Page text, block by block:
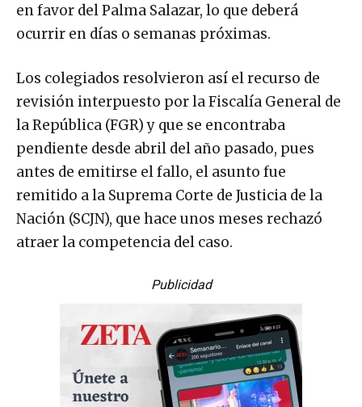
en favor del Palma Salazar, lo que deberá
ocurrir en días o semanas próximas.
Los colegiados resolvieron así el recurso de
revisión interpuesto por la Fiscalía General de
la República (FGR) y que se encontraba
pendiente desde abril del año pasado, pues
antes de emitirse el fallo, el asunto fue
remitido a la Suprema Corte de Justicia de la
Nación (SCJN), que hace unos meses rechazó
atraer la competencia del caso.
Publicidad